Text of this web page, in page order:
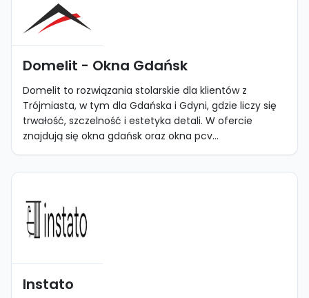
Domelit - Okna Gdańsk
Domelit to rozwiązania stolarskie dla klientów z
Trójmiasta, w tym dla Gdańska i Gdyni, gdzie liczy się
trwałość, szczelność i estetyka detali. W ofercie
znajdują się okna gdańsk oraz okna pcv...
Instato